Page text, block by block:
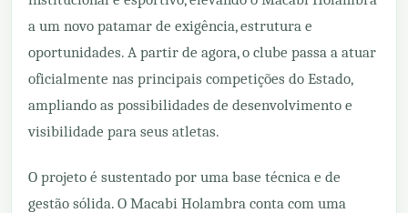
a um novo patamar de exigência, estrutura e
oportunidades. A partir de agora, o clube passa a atuar
oficialmente nas principais competições do Estado,
ampliando as possibilidades de desenvolvimento e
visibilidade para seus atletas.
O projeto é sustentado por uma base técnica e de
gestão sólida. O Macabi Holambra conta com uma